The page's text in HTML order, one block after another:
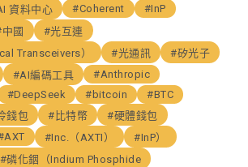
資料中心 #Coherent
#InP
國
#光互連
Transceivers）
#光通訊
#矽光子
#AI編碼工具
#Anthropic
#DeepSeek #bitcoin
#BTC
錢包 #比特幣
#硬體錢包
#Inc.（AXTI）
#InP）
#磷化銦（Indium Phosphide